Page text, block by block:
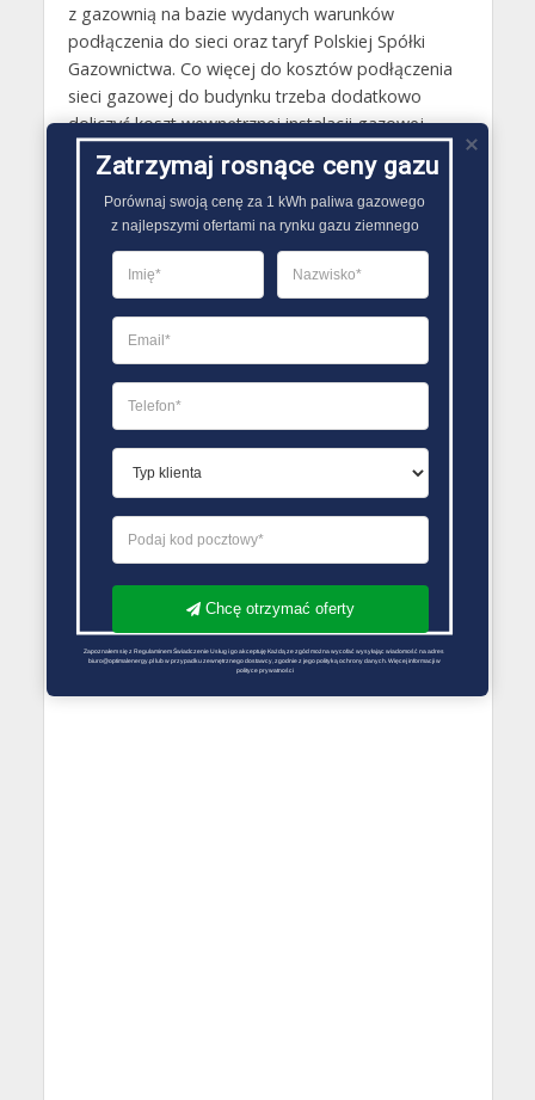
z gazownią na bazie wydanych warunków
podłączenia do sieci oraz taryf Polskiej Spółki
Gazownictwa. Co więcej do kosztów podłączenia
sieci gazowej do budynku trzeba dodatkowo
doliczyć koszt wewnętrznej instalacji gazowej.
Gazy techniczne Dobrzany
Butle gazowe Dobrzany
Gaz płynny Dobrzany
LPG Dobrzany
Dostawcy gazu Dobrzany
PORÓWNYWARKA OFERT GAZU
Zatrzymaj rosnące ceny gazu
Porównaj swoją cenę za 1 kWh paliwa gazowego
z najlepszymi ofertami na rynku gazu ziemnego
Chcę otrzymać oferty
Zapoznałem się z Regulaminem Świadczenie Usług i go akceptuję Każdą ze zgód można wycofać wysyłając wiadomość na adres
biuro@optimalenergy.pl lub w przypadku zewnętrznego dostawcy, zgodnie z jego polityką ochrony danych. Więcej informacji w
polityce prywatności